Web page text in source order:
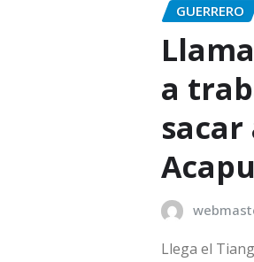
GUERRERO
a
Llega el